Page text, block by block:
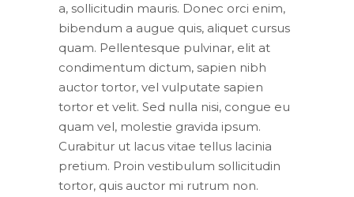
a, sollicitudin mauris. Donec orci enim,
bibendum a augue quis, aliquet cursus
quam. Pellentesque pulvinar, elit at
condimentum dictum, sapien nibh
auctor tortor, vel vulputate sapien
tortor et velit. Sed nulla nisi, congue eu
quam vel, molestie gravida ipsum.
Curabitur ut lacus vitae tellus lacinia
pretium. Proin vestibulum sollicitudin
tortor, quis auctor mi rutrum non.